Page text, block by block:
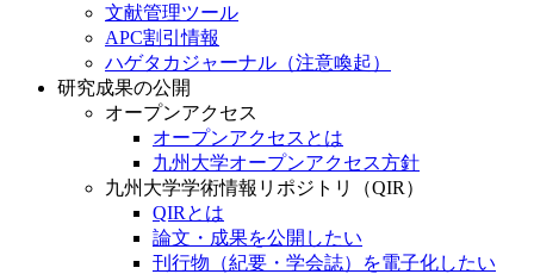
文献管理ツール
APC割引情報
ハゲタカジャーナル（注意喚起）
研究成果の公開
オープンアクセス
オープンアクセスとは
九州大学オープンアクセス方針
九州大学学術情報リポジトリ（QIR）
QIRとは
論文・成果を公開したい
刊行物（紀要・学会誌）を電子化したい